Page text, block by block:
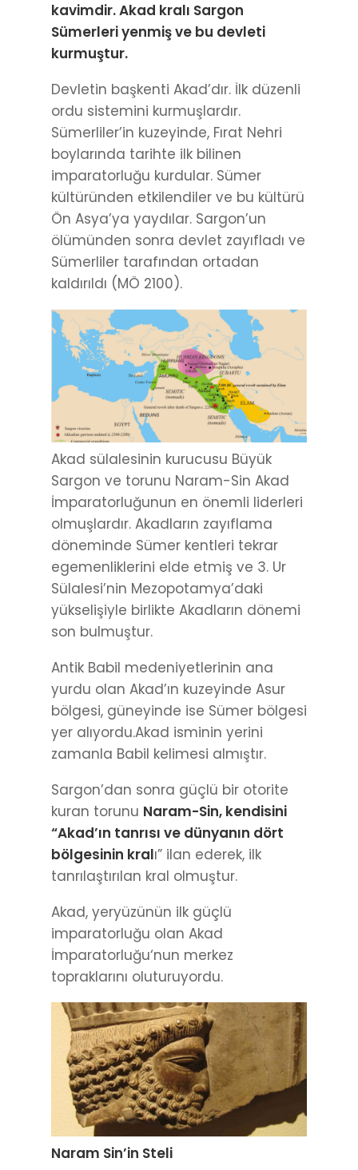
kavimdir. Akad kralı Sargon
Sümerleri yenmiş ve bu devleti
kurmuştur.
Devletin başkenti Akad’dır. İlk düzenli
ordu sistemini kurmuşlardır.
Sümerliler’in kuzeyinde, Fırat Nehri
boylarında tarihte ilk bilinen
imparatorluğu kurdular. Sümer
kültüründen etkilendiler ve bu kültürü
Ön Asya’ya yaydılar. Sargon’un
ölümünden sonra devlet zayıfladı ve
Sümerliler tarafından ortadan
kaldırıldı (MÖ 2100).
Akad sülalesinin kurucusu Büyük
Sargon ve torunu Naram-Sin Akad
İmparatorluğunun en önemli liderleri
olmuşlardır. Akadların zayıflama
döneminde Sümer kentleri tekrar
egemenliklerini elde etmiş ve 3. Ur
Sülalesi’nin Mezopotamya’daki
yükselişiyle birlikte Akadların dönemi
son bulmuştur.
Antik Babil medeniyetlerinin ana
yurdu olan Akad’ın kuzeyinde Asur
bölgesi, güneyinde ise Sümer bölgesi
yer alıyordu.Akad isminin yerini
zamanla Babil kelimesi almıştır.
Sargon’dan sonra güçlü bir otorite
kuran torunu Naram-Sin, kendisini
“Akad’ın tanrısı ve dünyanın dört
bölgesinin kralı” ilan ederek, ilk
tanrılaştırılan kral olmuştur.
Akad, yeryüzünün ilk güçlü
imparatorluğu olan Akad
İmparatorluğu‘nun merkez
topraklarını oluturuyordu.
Naram Sin’in Steli